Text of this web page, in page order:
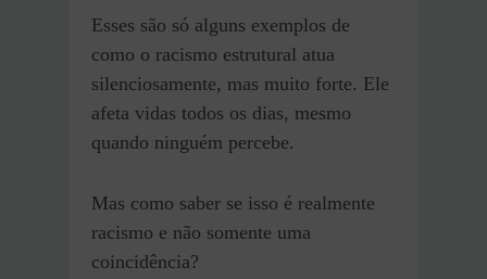
Esses são só alguns exemplos de
como o racismo estrutural atua
silenciosamente, mas muito forte. Ele
afeta vidas todos os dias, mesmo
quando ninguém percebe.
Mas como saber se isso é realmente
racismo e não somente uma
coincidência?